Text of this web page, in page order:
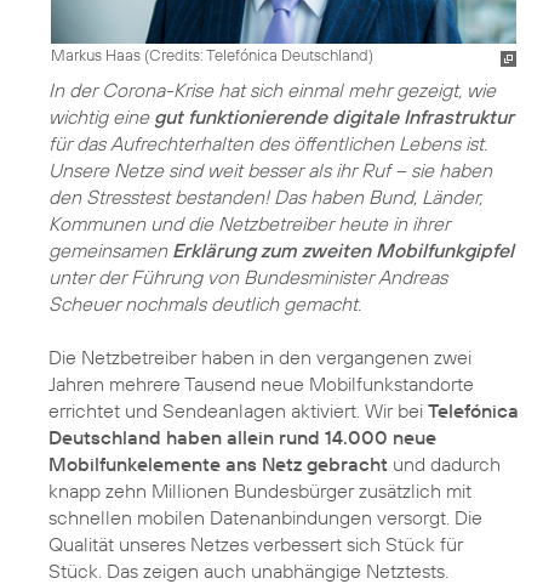
Markus Haas (Credits: Telefónica Deutschland)
In der Corona-Krise hat sich einmal mehr gezeigt, wie
wichtig eine gut funktionierende digitale Infrastruktur
für das Aufrechterhalten des öffentlichen Lebens ist.
Unsere Netze sind weit besser als ihr Ruf – sie haben
den Stresstest bestanden! Das haben Bund, Länder,
Kommunen und die Netzbetreiber heute in ihrer
gemeinsamen Erklärung zum zweiten Mobilfunkgipfel
unter der Führung von Bundesminister Andreas
Scheuer nochmals deutlich gemacht.
Die Netzbetreiber haben in den vergangenen zwei
Jahren mehrere Tausend neue Mobilfunkstandorte
errichtet und Sendeanlagen aktiviert. Wir bei Telefónica
Deutschland haben allein rund 14.000 neue
Mobilfunkelemente ans Netz gebracht und dadurch
knapp zehn Millionen Bundesbürger zusätzlich mit
schnellen mobilen Datenanbindungen versorgt. Die
Qualität unseres Netzes verbessert sich Stück für
Stück. Das zeigen auch unabhängige Netztests.